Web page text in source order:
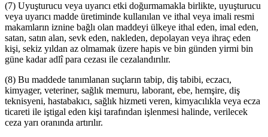
(7) Uyuşturucu veya uyarıcı etki doğurmamakla birlikte, uyuşturucu
veya uyarıcı madde üretiminde kullanılan ve ithal veya imali resmi
makamların iznine bağlı olan maddeyi ülkeye ithal eden, imal eden,
satan, satın alan, sevk eden, nakleden, depolayan veya ihraç eden
kişi, sekiz yıldan az olmamak üzere hapis ve bin günden yirmi bin
güne kadar adlî para cezası ile cezalandırılır.
(8) Bu maddede tanımlanan suçların tabip, diş tabibi, eczacı,
kimyager, veteriner, sağlık memuru, laborant, ebe, hemşire, diş
teknisyeni, hastabakıcı, sağlık hizmeti veren, kimyacılıkla veya ecza
ticareti ile iştigal eden kişi tarafından işlenmesi halinde, verilecek
ceza yarı oranında artırılır.